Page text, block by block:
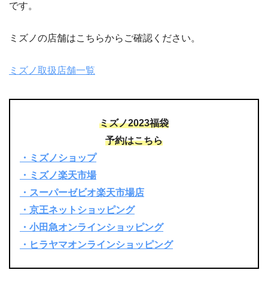
です。
ミズノの店舗はこちらからご確認ください。
ミズノ取扱店舗一覧
ミズノ2023福袋
予約はこちら
・ミズノショップ
・ミズノ楽天市場
・スーパーゼビオ楽天市場店
・京王ネットショッピング
・小田急オンラインショッピング
・ヒラヤマオンラインショッピング